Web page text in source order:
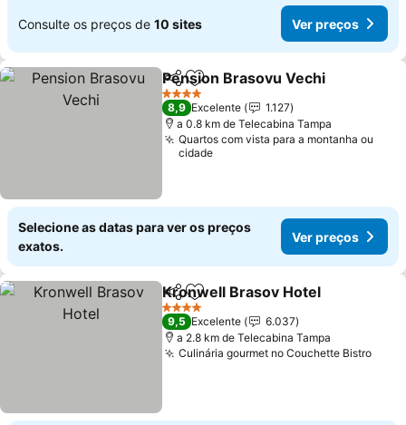
Consulte os preços de 10 sites Ver preços
PartilharAdicionar aos favoritos
Pension Brasovu Vechi
4 Estrelas
8,9 Excelente
1.127
a 0.8 km de Telecabina Tampa
Quartos com vista para a montanha ou
cidade
Selecione as datas para ver os preços
exatos.
Ver preços
PartilharAdicionar aos favoritos
Kronwell Brasov Hotel
4 Estrelas
9,5 Excelente
6.037
a 2.8 km de Telecabina Tampa
Culinária gourmet no Couchette Bistro